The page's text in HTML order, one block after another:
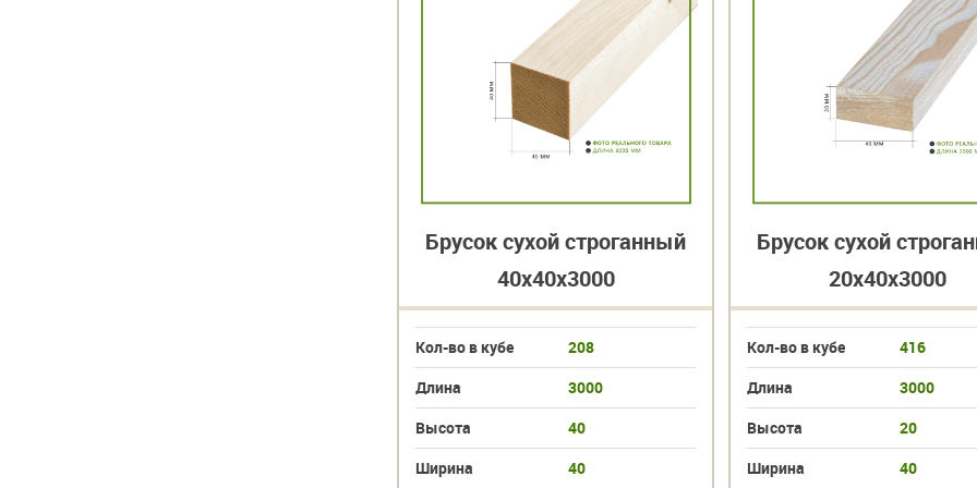
Брусок сухой строганный
40х40х3000
Кол-во в кубе
208
Длина
3000
Высота
40
Ширина
40
Брусок сухой
20х40х3000
Кол-во в кубе
416
Длина
3000
Высота
20
Ширина
40